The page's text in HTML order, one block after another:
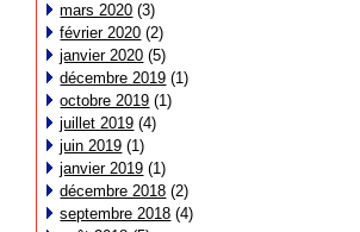
mars 2020 (3)
février 2020 (2)
janvier 2020 (5)
décembre 2019 (1)
octobre 2019 (1)
juillet 2019 (4)
juin 2019 (1)
janvier 2019 (1)
décembre 2018 (2)
septembre 2018 (4)